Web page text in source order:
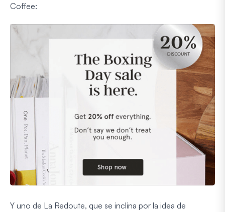
Coffee:
Y uno de La Redoute, que se inclina por la idea de